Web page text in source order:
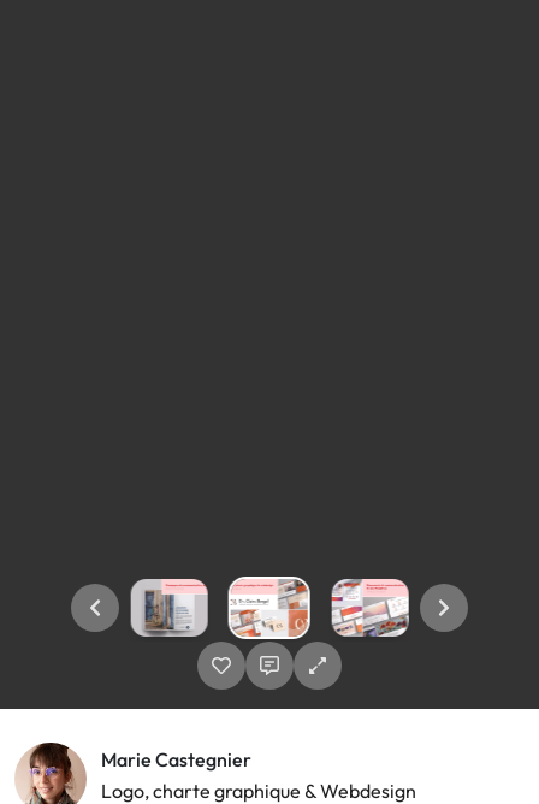
Marie Castegnier
Logo, charte graphique & Webdesign